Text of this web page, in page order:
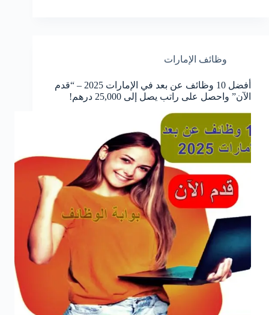
وظائف الإمارات
أفضل 10 وظائف عن بعد في الإمارات 2025 – “قدم
الآن” واحصل على راتب يصل إلى 25,000 درهم!